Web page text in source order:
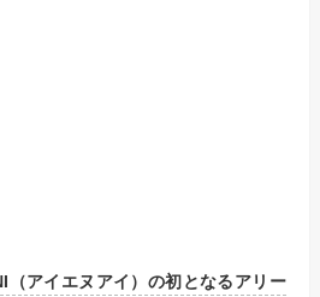
（アイエヌアイ）の初となるアリー